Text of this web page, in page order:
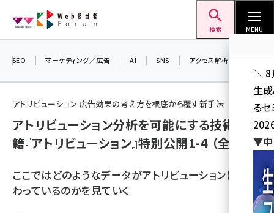
ン
検索 MENU
seo (3526)
youtube (2434)
SEO マーケティング／広告 AI SNS アクセス解析／データ分析
アトリビューション 広告効果の考え方を根底から覆す新手法
アトリビューション分析を可能にする技術 | 書
籍『アトリビューション』特別公開1-4 （全5回）
ここではどのようなデータがアトリビューションにかか
わっているのかを見ていく
＼ 8
生
る
▼申